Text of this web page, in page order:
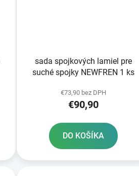
sada spojkových lamiel pre
suché spojky NEWFREN 1 ks
€73,90 bez DPH
€90,90
DO KOŠÍKA